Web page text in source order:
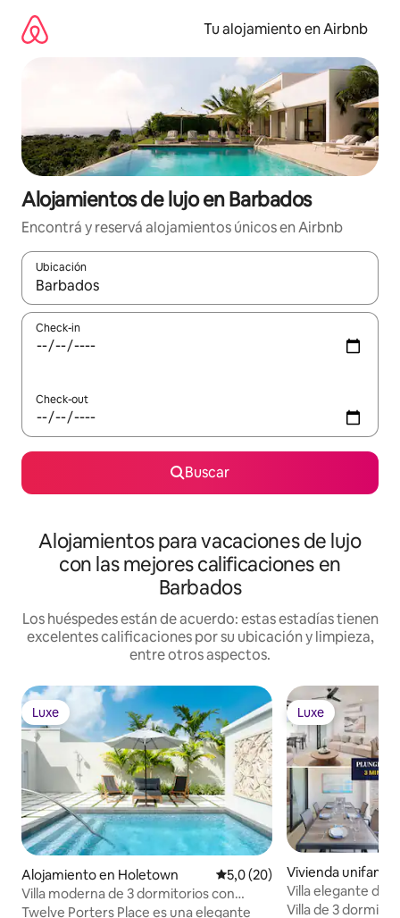
contenido
Tu alojamiento en Airbnb
Alojamientos de lujo en Barbados
Encontrá y reservá alojamientos únicos en Airbnb
Ubicación
Cuando los resultados estén disponibles, navegá con las
Check-in
Check-out
Buscar
Alojamientos para vacaciones de lujo
con las mejores calificaciones en
Barbados
Los huéspedes están de acuerdo: estas estadías tienen
excelentes calificaciones por su ubicación y limpieza,
entre otros aspectos.
Luxe
Luxe
Alojamiento en Holetown Calificación promedio: 5,0 de
5,0 (20)
Villa moderna de 3 dormitorios con
piscina privada en Holetown
Twelve Porters Place es una elegante
Luxe
Luxe
Vivienda
Carlton
Villa elegante de
piscina a 5
Villa de 3